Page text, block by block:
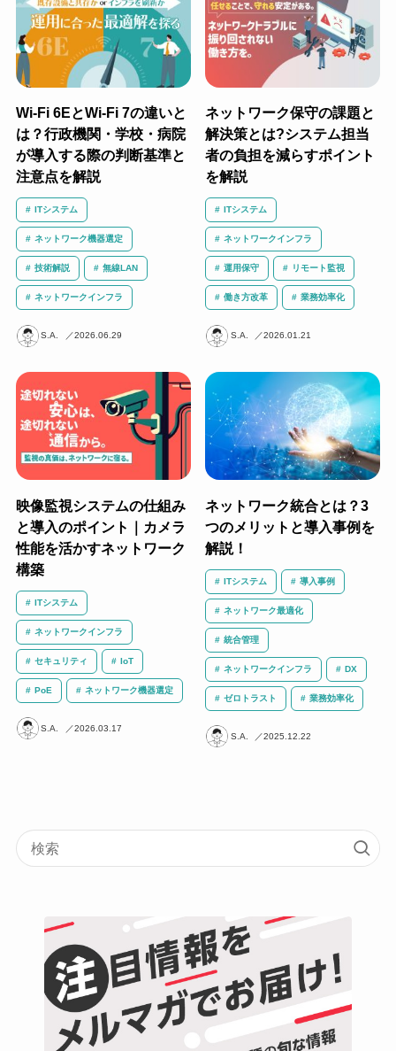
Wi-Fi 6EとWi-Fi 7の違いと
は？行政機関・学校・病院
が導入する際の判断基準と
注意点を解説
ITシステム
ネットワーク機器選定
技術解説 無線LAN
ネットワークインフラ
S.A. 2026.06.29
ネットワーク保守の課題と
解決策とは?システム担当
者の負担を減らすポイント
を解説
ITシステム
ネットワークインフラ
運用保守 リモート監視
働き方改革 業務効率化
S.A. 2026.01.21
映像監視システムの仕組み
と導入のポイント｜カメラ
性能を活かすネットワーク
構築
ITシステム
ネットワークインフラ
セキュリティ IoT
PoE ネットワーク機器選定
S.A. 2026.03.17
ネットワーク統合とは？3
つのメリットと導入事例を
解説！
ITシステム 導入事例
ネットワーク最適化
統合管理
ネットワークインフラ DX
ゼロトラスト 業務効率化
S.A. 2025.12.22